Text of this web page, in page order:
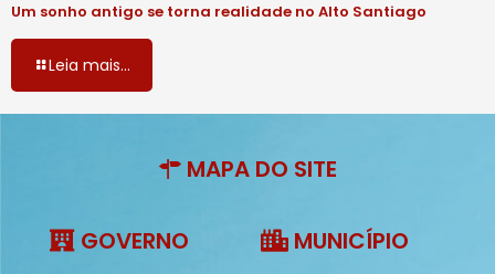
Um sonho antigo se torna realidade no Alto Santiago
Leia mais...
MAPA DO SITE
GOVERNO MUNICÍPIO